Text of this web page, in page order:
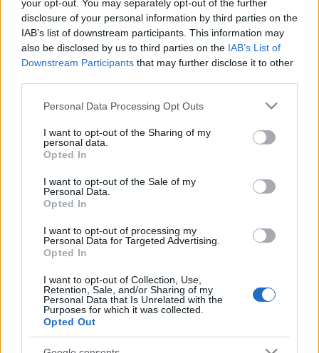
your opt-out. You may separately opt-out of the further
disclosure of your personal information by third parties on the
IAB’s list of downstream participants. This information may
also be disclosed by us to third parties on the IAB’s List of
Downstream Participants that may further disclose it to other
Please note that this website/app uses one or more Google
not limited to your visit or usage behaviour. You may click to
grant or deny consent to Google and its third-party tags to
use your data for below specified purposes in below Google
consent section.
Personal Data Processing Opt Outs
I want to opt-out of the Sharing of my
personal data.
Opted In
I want to opt-out of the Sale of my
Personal Data.
Opted In
I want to opt-out of processing my
Personal Data for Targeted Advertising.
Opted In
I want to opt-out of Collection, Use,
Retention, Sale, and/or Sharing of my
Personal Data that Is Unrelated with the
Purposes for which it was collected.
Opted Out
SZÉPSÉG
7 ikonikus termék a Sephora
üzleteiből, ami MINDEN pénzt
megér